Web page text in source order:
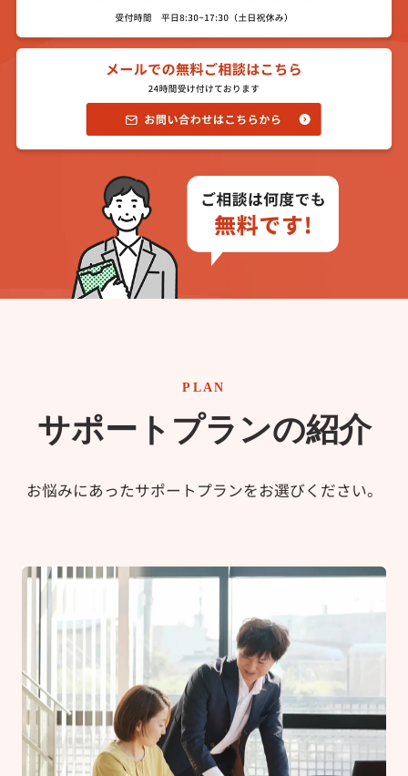
PLAN
サポートプランの紹介
お悩みにあったサポートプランをお選びください。